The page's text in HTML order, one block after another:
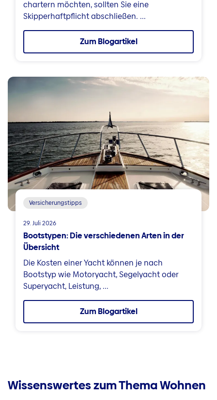
chartern möchten, sollten Sie eine
Skipperhaftpflicht abschließen. ...
Zum Blogartikel
Versicherungstipps
29. Juli 2026
Bootstypen: Die verschiedenen Arten in der
Übersicht
Die Kosten einer Yacht können je nach
Bootstyp wie Motoryacht, Segelyacht oder
Superyacht, Leistung, ...
Zum Blogartikel
Wissenswertes zum Thema Wohnen